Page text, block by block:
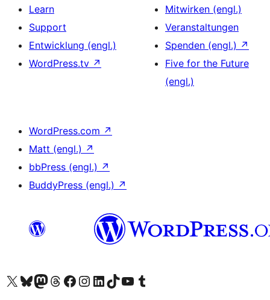
Learn
Support
Entwicklung (engl.)
WordPress.tv ↗
Mitwirken (engl.)
Veranstaltungen
Spenden (engl.) ↗
Five for the Future
(engl.)
WordPress.com ↗
Matt (engl.) ↗
bbPress (engl.) ↗
BuddyPress (engl.) ↗
Unser X-Konto (früher Twitter) besuchen
Unser Bluesky-Konto besuchen
Unser Mastodon-Konto besuchen
Unser Threads-Konto besuchen
Unsere Facebook-Seite besuchen
Unser Instagram-Konto besuchen
Unser LinkedIn-Konto besuchen
Unser TikTok-Konto besuchen
Unseren YouTube-Kanal besuchen
Unser Tumblr-Konto besuchen